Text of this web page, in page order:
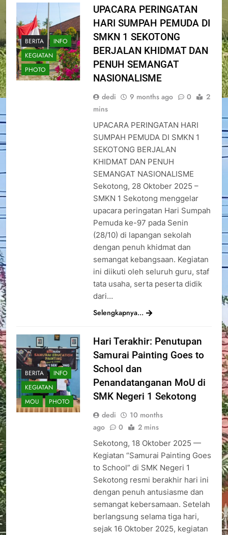
BERITA
INFO
KEGIATAN
PHOTO
UPACARA PERINGATAN
HARI SUMPAH PEMUDA DI
SMKN 1 SEKOTONG
BERJALAN KHIDMAT DAN
PENUH SEMANGAT
NASIONALISME
dedi 9 months ago 0
2
mins
UPACARA PERINGATAN HARI
SUMPAH PEMUDA DI SMKN 1
SEKOTONG BERJALAN
KHIDMAT DAN PENUH
SEMANGAT NASIONALISME
Sekotong, 28 Oktober 2025 –
SMKN 1 Sekotong menggelar
upacara peringatan Hari Sumpah
Pemuda ke-97 pada Senin
(28/10) di lapangan sekolah
dengan penuh khidmat dan
semangat kebangsaan. Kegiatan
ini diikuti oleh seluruh guru, staf
tata usaha, serta peserta didik
dari…
Selengkapnya...
BERITA
INFO
KEGIATAN
MOU
PHOTO
Hari Terakhir: Penutupan
Samurai Painting Goes to
School dan
Penandatanganan MoU di
SMK Negeri 1 Sekotong
dedi
10 months
ago
0 2 mins
Sekotong, 18 Oktober 2025 —
Kegiatan “Samurai Painting Goes
to School” di SMK Negeri 1
Sekotong resmi berakhir hari ini
dengan penuh antusiasme dan
semangat kebersamaan. Setelah
berlangsung selama tiga hari,
sejak 16 Oktober 2025, kegiatan